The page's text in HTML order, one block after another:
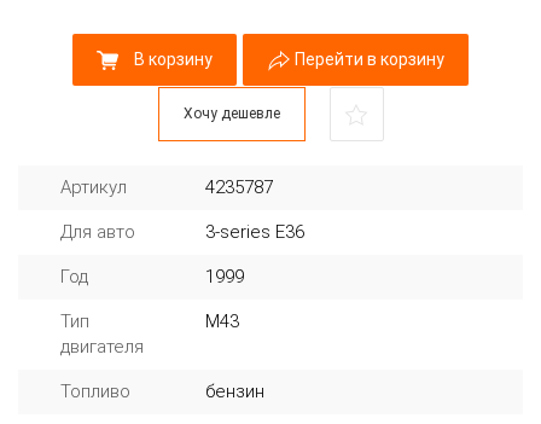
В корзину Перейти в корзину
Хочу дешевле
Артикул 4235787
Для авто 3-series E36
Год 1999
Тип
двигателя
M43
Топливо бензин